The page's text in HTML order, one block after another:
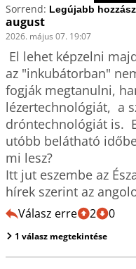
Sorrend:
august
2026. május 07. 19:07
az "inkubátorban"
fogják megtanulni,
lézertechnológiát,  a
dróntechnológiát is.
utóbb belátható
mi lesz?
Itt jut eszembe az
hírek szerint az
Válasz erre 2 0
1 válasz megtekintése